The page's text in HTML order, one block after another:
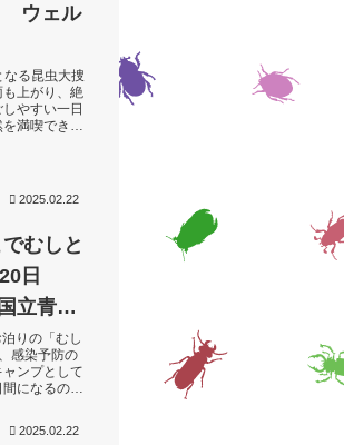
ウェル
る昆虫大捜
上がり、絶
やすい一日
満喫できる
2025.02.22
むしと
日
立青少
りの「むし
感染予防の
ンプとして
になるのだ
2025.02.22